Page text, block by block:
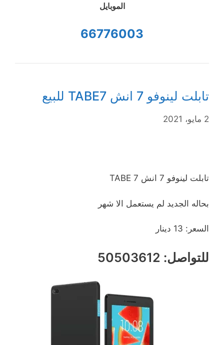
الموبايل
66776003
تابلت لينوفو 7 انش TABE7 للبيع
2 مايو، 2021
تابلت لينوفو 7 انش TABE 7
بحاله الجديد لم يستعمل الا شهر
السعر: 13 دينار
للتواصل: 50503612